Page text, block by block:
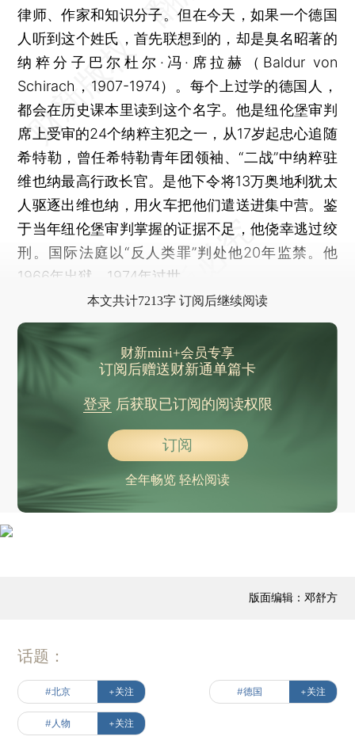
律师、作家和知识分子。但在今天，如果一个德国
人听到这个姓氏，首先联想到的，却是臭名昭著的
纳粹分子巴尔杜尔·冯·席拉赫（Baldur von
Schirach，1907-1974）。每个上过学的德国人，
都会在历史课本里读到这个名字。他是纽伦堡审判
席上受审的24个纳粹主犯之一，从17岁起忠心追随
希特勒，曾任希特勒青年团领袖、“二战”中纳粹驻
维也纳最高行政长官。是他下令将13万奥地利犹太
人驱逐出维也纳，用火车把他们遣送进集中营。鉴
于当年纽伦堡审判掌握的证据不足，他侥幸逃过绞
刑。国际法庭以“反人类罪”判处他20年监禁。他
1966年出狱，1974年过世。
本文共计7213字 订阅后继续阅读
财新mini+会员专享
订阅后赠送财新通单篇卡
登录后获取已订阅的阅读权限
订阅
全年畅览 轻松阅读
版面编辑：邓舒方
话题：
#北京 +关注 #德国 +关注
#人物 +关注